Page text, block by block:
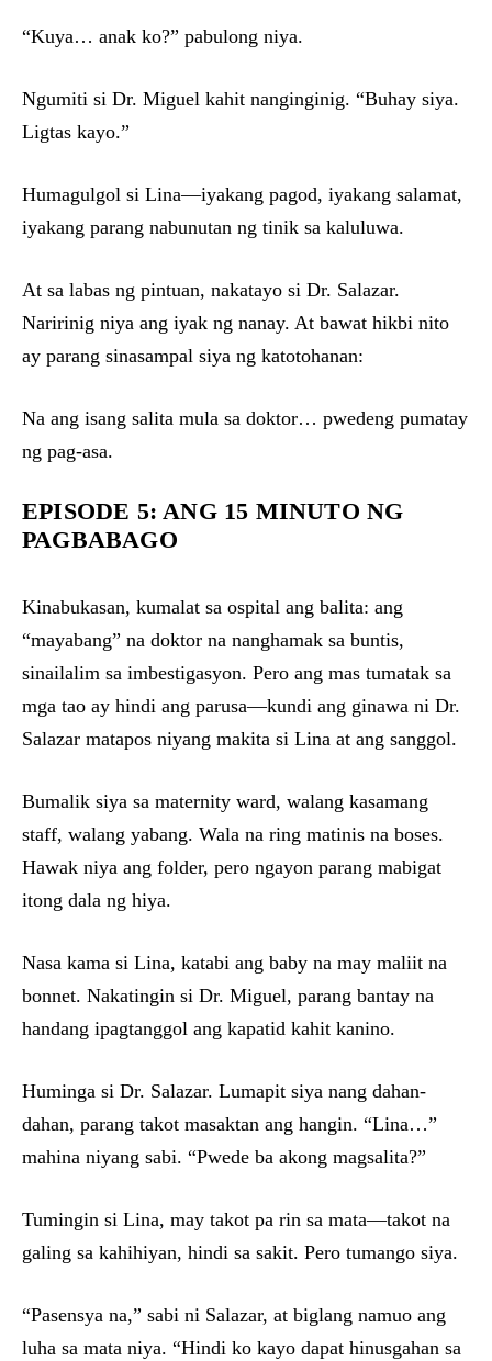
“Kuya… anak ko?” pabulong niya.
Ngumiti si Dr. Miguel kahit nanginginig. “Buhay siya.
Ligtas kayo.”
Humagulgol si Lina—iyakang pagod, iyakang salamat,
iyakang parang nabunutan ng tinik sa kaluluwa.
At sa labas ng pintuan, nakatayo si Dr. Salazar.
Naririnig niya ang iyak ng nanay. At bawat hikbi nito
ay parang sinasampal siya ng katotohanan:
Na ang isang salita mula sa doktor… pwedeng pumatay
ng pag-asa.
EPISODE 5: ANG 15 MINUTO NG
PAGBABAGO
Kinabukasan, kumalat sa ospital ang balita: ang
“mayabang” na doktor na nanghamak sa buntis,
sinailalim sa imbestigasyon. Pero ang mas tumatak sa
mga tao ay hindi ang parusa—kundi ang ginawa ni Dr.
Salazar matapos niyang makita si Lina at ang sanggol.
Bumalik siya sa maternity ward, walang kasamang
staff, walang yabang. Wala na ring matinis na boses.
Hawak niya ang folder, pero ngayon parang mabigat
itong dala ng hiya.
Nasa kama si Lina, katabi ang baby na may maliit na
bonnet. Nakatingin si Dr. Miguel, parang bantay na
handang ipagtanggol ang kapatid kahit kanino.
Huminga si Dr. Salazar. Lumapit siya nang dahan-
dahan, parang takot masaktan ang hangin. “Lina…”
mahina niyang sabi. “Pwede ba akong magsalita?”
Tumingin si Lina, may takot pa rin sa mata—takot na
galing sa kahihiyan, hindi sa sakit. Pero tumango siya.
“Pasensya na,” sabi ni Salazar, at biglang namuo ang
luha sa mata niya. “Hindi ko kayo dapat hinusgahan sa